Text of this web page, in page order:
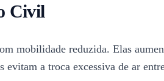
Civil
mobilidade reduzida. Elas
a troca excessiva de ar